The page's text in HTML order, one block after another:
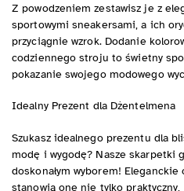
Z powodzeniem zestawisz je z
sportowymi sneakersami, a ich
przyciągnie wzrok. Dodanie
codziennego stroju to świetny
pokazanie swojego modowego
Idealny Prezent dla Dżentelmena
Szukasz idealnego prezentu dla
modę i wygodę? Nasze skarpetki
doskonałym wyborem! Eleganckie
stanowią one nie tylko